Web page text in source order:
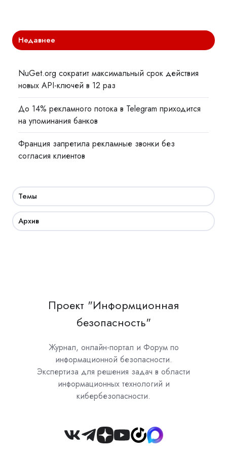
Недавнее
NuGet.org сократит максимальный срок действия
новых API-ключей в 12 раз
До 14% рекламного потока в Telegram приходится
на упоминания банков
Франция запретила рекламные звонки без
согласия клиентов
Темы
Архив
Проект "Информционная
безопасность"
Журнал, онлайн-портал и Форум по
информационной безопасности.
Экспертиза для решения задач в области
информационных технологий и
кибербезопасности.
Join